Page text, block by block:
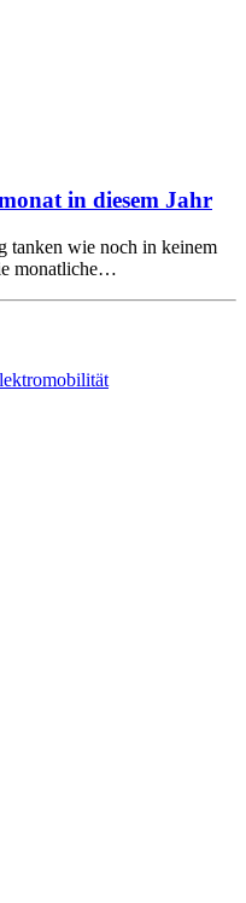
in diesem Jahr
tanken wie noch in keinem
monatliche…